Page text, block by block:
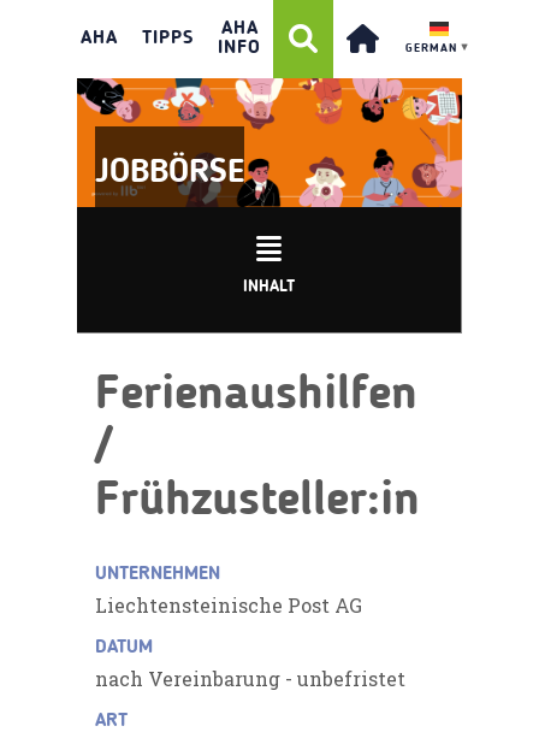
AHA TIPPS
AHA
INFO
GERMAN ▼
JOBBÖRSE
INHALT
Ferienaushilfen
/
Frühzusteller:in
UNTERNEHMEN
Liechtensteinische Post AG
DATUM
nach Vereinbarung - unbefristet
ART